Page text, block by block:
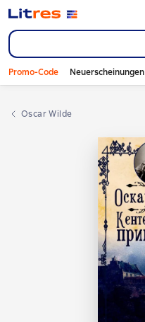
Promo-Code Neuerscheinungen
Oscar Wilde